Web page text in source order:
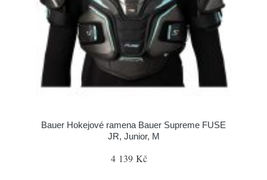
Bauer Hokejové ramena Bauer Supreme FUSE
JR, Junior, M
4 139 Kč